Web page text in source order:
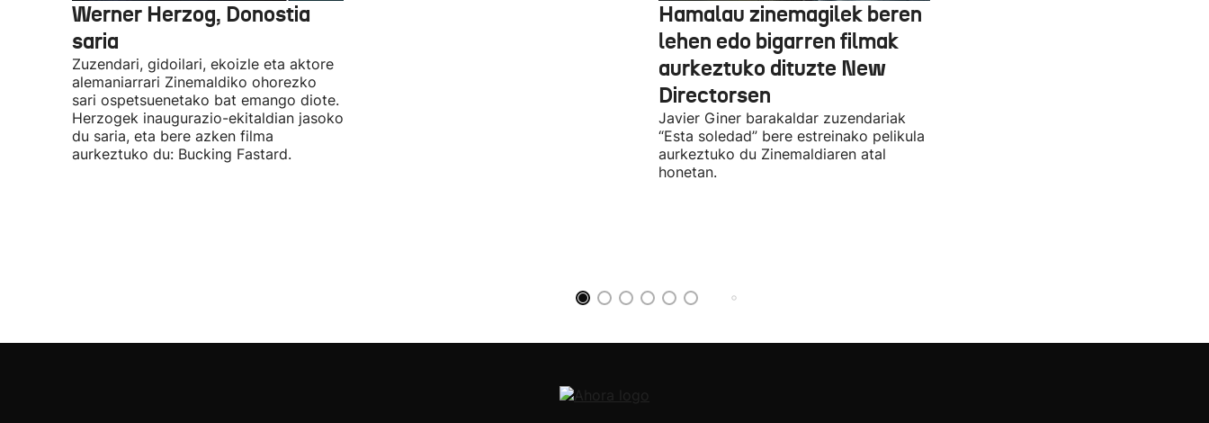
Werner Herzog, Donostia
saria
Zuzendari, gidoilari, ekoizle eta aktore
alemaniarrari Zinemaldiko ohorezko
sari ospetsuenetako bat emango diote.
Herzogek inaugurazio-ekitaldian jasoko
du saria, eta bere azken filma
aurkeztuko du: Bucking Fastard.
Hamalau zinemagilek beren
lehen edo bigarren filmak
aurkeztuko dituzte New
Directorsen
Javier Giner barakaldar zuzendariak
“Esta soledad” bere estreinako pelikula
aurkeztuko du Zinemaldiaren atal
honetan.